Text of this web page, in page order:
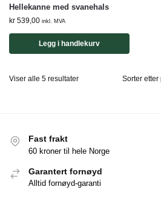
Hellekanne med svanehals
kr 539,00 inkl. MVA
Legg i handlekurv
Viser alle 5 resultater
Fast frakt
60 kroner til hele Norge
Garantert fornøyd
Alltid fornøyd-garanti